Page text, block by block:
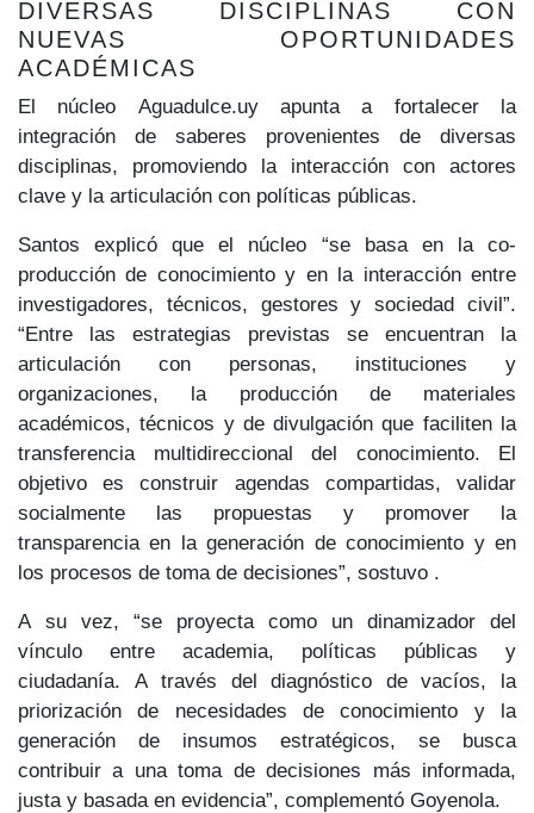
DIVERSAS DISCIPLINAS CON
NUEVAS OPORTUNIDADES
ACADÉMICAS
El núcleo Aguadulce.uy apunta a fortalecer la
integración de saberes provenientes de diversas
disciplinas, promoviendo la interacción con actores
clave y la articulación con políticas públicas.
Santos explicó que el núcleo “se basa en la co-
producción de conocimiento y en la interacción entre
investigadores, técnicos, gestores y sociedad civil”.
“Entre las estrategias previstas se encuentran la
articulación con personas, instituciones y
organizaciones, la producción de materiales
académicos, técnicos y de divulgación que faciliten la
transferencia multidireccional del conocimiento. El
objetivo es construir agendas compartidas, validar
socialmente las propuestas y promover la
transparencia en la generación de conocimiento y en
los procesos de toma de decisiones”, sostuvo .
A su vez, “se proyecta como un dinamizador del
vínculo entre academia, políticas públicas y
ciudadanía. A través del diagnóstico de vacíos, la
priorización de necesidades de conocimiento y la
generación de insumos estratégicos, se busca
contribuir a una toma de decisiones más informada,
justa y basada en evidencia”, complementó Goyenola.